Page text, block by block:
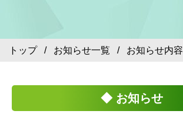
トップ/ お知らせ一覧 / お知らせ内容
◆ お知らせ